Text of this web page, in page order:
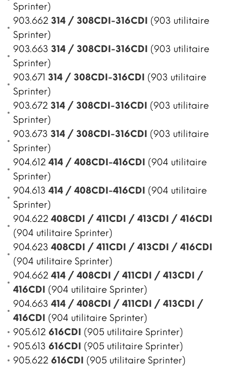
Sprinter)
903.662 314 / 308CDI-316CDI (903 utilitaire
Sprinter)
903.663 314 / 308CDI-316CDI (903 utilitaire
Sprinter)
903.671 314 / 308CDI-316CDI (903 utilitaire
Sprinter)
903.672 314 / 308CDI-316CDI (903 utilitaire
Sprinter)
903.673 314 / 308CDI-316CDI (903 utilitaire
Sprinter)
904.612 414 / 408CDI-416CDI (904 utilitaire
Sprinter)
904.613 414 / 408CDI-416CDI (904 utilitaire
Sprinter)
904.622 408CDI / 411CDI / 413CDI / 416CDI
(904 utilitaire Sprinter)
904.623 408CDI / 411CDI / 413CDI / 416CDI
(904 utilitaire Sprinter)
904.662 414 / 408CDI / 411CDI / 413CDI /
416CDI (904 utilitaire Sprinter)
904.663 414 / 408CDI / 411CDI / 413CDI /
416CDI (904 utilitaire Sprinter)
905.612 616CDI (905 utilitaire Sprinter)
905.613 616CDI (905 utilitaire Sprinter)
905.622 616CDI (905 utilitaire Sprinter)